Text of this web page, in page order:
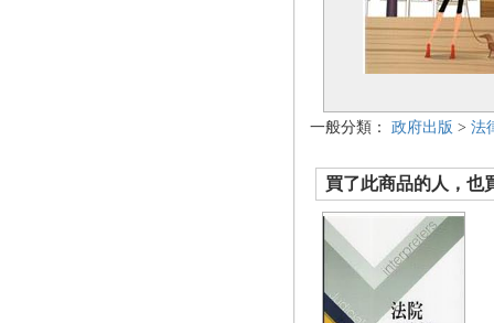
一般分類： 政府出版 > 法
買了此商品的人，也